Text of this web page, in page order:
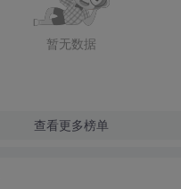
暂无数据
查看更多榜单